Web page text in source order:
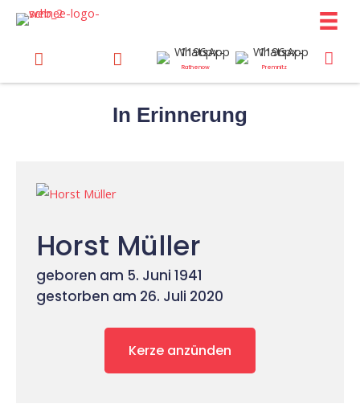
Zum
Inhalt
springen
Rathenow Premnitz
In Erinnerung
Horst Müller
geboren am 5. Juni 1941
gestorben am 26. Juli 2020
Kerze anzünden